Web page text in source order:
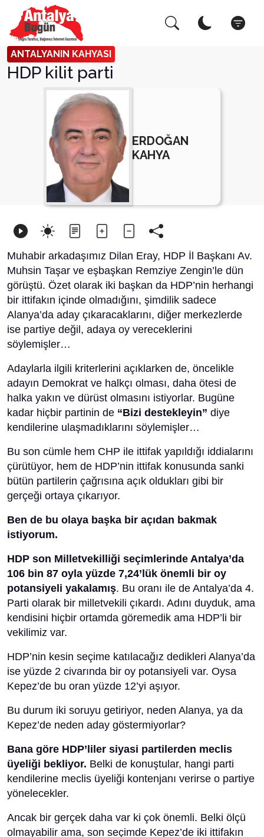
ANTALYANIN KAHYASI
HDP kilit parti
ERDOĞAN
KAHYA
Muhabir arkadaşımız Dilan Eray, HDP İl Başkanı Av.
Muhsin Taşar ve eşbaşkan Remziye Zengin’le dün
görüştü. Özet olarak iki başkan da HDP’nin herhangi
bir ittifakın içinde olmadığını, şimdilik sadece
Alanya’da aday çıkaracaklarını, diğer merkezlerde
ise partiye değil, adaya oy vereceklerini
söylemişler…
Adaylarla ilgili kriterlerini açıklarken de, öncelikle
adayın Demokrat ve halkçı olması, daha ötesi de
halka yakın ve dürüst olmasını istiyorlar. Bugüne
kadar hiçbir partinin de “Bizi destekleyin” diye
kendilerine ulaşmadıklarını söylemişler…
Bu son cümle hem CHP ile ittifak yapıldığı iddialarını
çürütüyor, hem de HDP’nin ittifak konusunda sanki
bütün partilerin çağrısına açık oldukları gibi bir
gerçeği ortaya çıkarıyor.
Ben de bu olaya başka bir açıdan bakmak
istiyorum.
HDP son Milletvekilliği seçimlerinde Antalya’da
106 bin 87 oyla yüzde 7,24’lük önemli bir oy
potansiyeli yakalamış. Bu oranı ile de Antalya’da 4.
Parti olarak bir milletvekili çıkardı. Adını duyduk, ama
kendisini hiçbir ortamda göremedik ama HDP’li bir
vekilimiz var.
HDP’nin kesin seçime katılacağız dedikleri Alanya’da
ise yüzde 2 civarında bir oy potansiyeli var. Oysa
Kepez’de bu oran yüzde 12’yi aşıyor.
Bu durum iki soruyu getiriyor, neden Alanya, ya da
Kepez’de neden aday göstermiyorlar?
Bana göre HDP’liler siyasi partilerden meclis
üyeliği bekliyor. Belki de konuştular, hangi parti
kendilerine meclis üyeliği kontenjanı verirse o partiye
yönelecekler.
Ancak bir gerçek daha var ki çok önemli. Belki ölçü
olmayabilir ama, son seçimde Kepez’de iki ittifakın
Arama Yap! Kapat